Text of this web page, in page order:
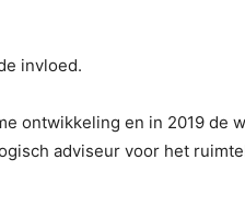
invloed.
ontwikkeling en in 2019 de
adviseur voor het